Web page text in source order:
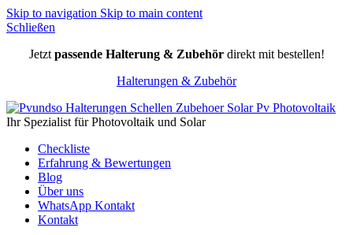
Skip to navigation Skip to main content
Schließen
Jetzt passende Halterung & Zubehördirekt mit bestellen!
Halterungen & Zubehör
Ihr Spezialist für Photovoltaik und Solar
Checkliste
Erfahrung & Bewertungen
Blog
Über uns
WhatsApp Kontakt
Kontakt